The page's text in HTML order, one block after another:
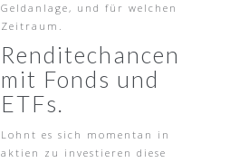
Geldanlage, und für welchen
Zeitraum.
Renditechancen
mit Fonds und
ETFs.
Lohnt es sich momentan in
aktien zu investieren diese